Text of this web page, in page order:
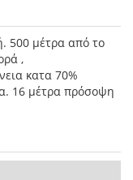
500 μέτρα από το
,
κατα 70%
16 μέτρα πρόσοψη